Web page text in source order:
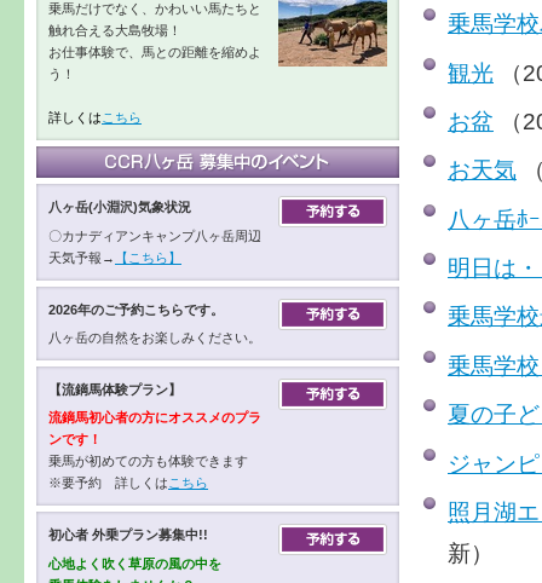
乗馬学
観光 （
お盆 （
お天気
八ヶ岳ﾎ
明日は
乗馬学
乗馬学
夏の子
ジャン
照月湖
新）
乗馬だけでなく、かわいい馬たちと
触れ合える大島牧場！
お仕事体験で、馬との距離を縮めよ
う！
詳しくは こちら
八ヶ岳(小淵沢)気象状況
〇カナディアンキャンプ八ヶ岳周辺
天気予報→
【こちら】
2026年のご予約こちらです。
八ヶ岳の自然をお楽しみください。
【流鏑馬体験プラン】
流鏑馬初心者の方にオススメのプラ
ンです！
乗馬が初めての方も体験できます
※要予約 詳しくは こちら
初心者 外乗プラン募集中!!
心地よく吹く草原の風の中を